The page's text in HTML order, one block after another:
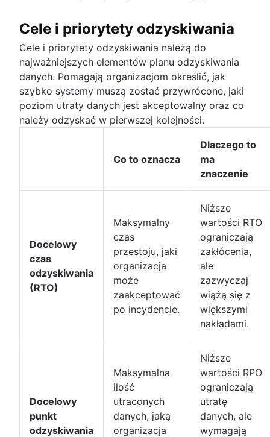
Cele i priorytety odzyskiwania
Cele i priorytety odzyskiwania należą do
najważniejszych elementów planu odzyskiwania
danych. Pomagają organizacjom określić, jak
szybko systemy muszą zostać przywrócone, jaki
poziom utraty danych jest akceptowalny oraz co
należy odzyskać w pierwszej kolejności.
Co to oznacza
Dlaczego to
ma
znaczenie
Docelowy
czas
odzyskiwania
(RTO)
Maksymalny
czas
przestoju, jaki
organizacja
może
zaakceptować
po incydencie.
Niższe
wartości RTO
ograniczają
zakłócenia,
ale
zazwyczaj
wiążą się z
większymi
nakładami.
Docelowy
punkt
odzyskiwania
Maksymalna
ilość
utraconych
danych, jaką
organizacja
Niższe
wartości RPO
ograniczają
utratę
danych, ale
wymagają